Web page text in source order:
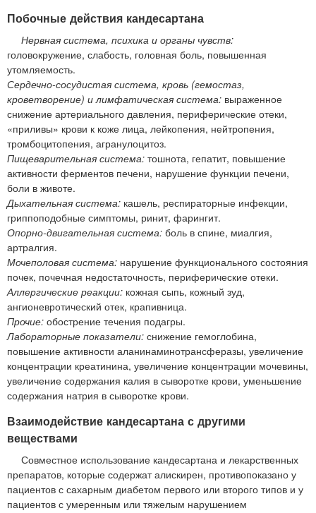
Побочные действия кандесартана
Нервная система, психика и органы чувств:
головокружение, слабость, головная боль, повышенная
утомляемость.
Сердечно-сосудистая система, кровь (гемостаз,
кроветворение) и лимфатическая система: выраженное
снижение артериального давления, периферические отеки,
«приливы» крови к коже лица, лейкопения, нейтропения,
тромбоцитопения, агранулоцитоз.
Пищеварительная система: тошнота, гепатит, повышение
активности ферментов печени, нарушение функции печени,
боли в животе.
Дыхательная система: кашель, респираторные инфекции,
гриппоподобные симптомы, ринит, фарингит.
Опорно-двигательная система: боль в спине, миалгия,
артралгия.
Мочеполовая система: нарушение функционального состояния
почек, почечная недостаточность, периферические отеки.
Аллергические реакции: кожная сыпь, кожный зуд,
ангионевротический отек, крапивница.
Прочие: обострение течения подагры.
Лабораторные показатели: снижение гемоглобина,
повышение активности аланинаминотрансферазы, увеличение
концентрации креатинина, увеличение концентрации мочевины,
увеличение содержания калия в сыворотке крови, уменьшение
содержания натрия в сыворотке крови.
Взаимодействие кандесартана с другими
веществами
Совместное использование кандесартана и лекарственных
препаратов, которые содержат алискирен, противопоказано у
пациентов с сахарным диабетом первого или второго типов и у
пациентов с умеренным или тяжелым нарушением